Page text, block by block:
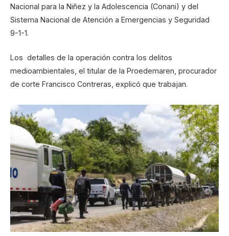
Nacional para la Niñez y la Adolescencia (Conani) y del
Sistema Nacional de Atención a Emergencias y Seguridad
9-1-1.
Los detalles de la operación contra los delitos
medioambientales, el titular de la Proedemaren, procurador
de corte Francisco Contreras, explicó que trabajan.